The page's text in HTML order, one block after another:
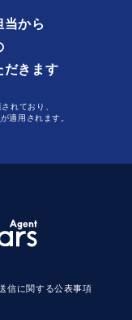
から
だきます
れており、
が適用されます。
信に関する公表事項